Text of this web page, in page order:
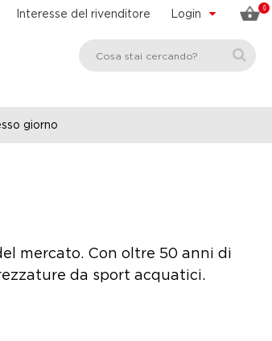
0
Login
Interesse del rivenditore
giorno
mercato. Con oltre 50 anni di
da sport acquatici.